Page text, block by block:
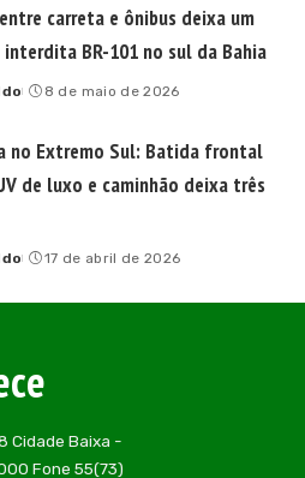
carreta e ônibus deixa um
BR-101 no sul da Bahia
8 de maio de 2026
no Extremo Sul: Batida frontal
de luxo e caminhão deixa três
17 de abril de 2026
Cidade Baixa -
Fone 55(73)